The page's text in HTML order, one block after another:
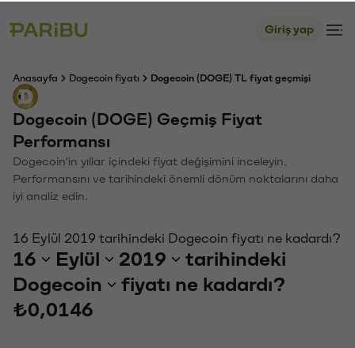
Giriş yap
Anasayfa Dogecoin fiyatı Dogecoin (DOGE) TL fiyat geçmişi
Dogecoin (DOGE) Geçmiş Fiyat
Performansı
Dogecoin'in yıllar içindeki fiyat değişimini inceleyin.
Performansını ve tarihindeki önemli dönüm noktalarını daha
iyi analiz edin.
16 Eylül 2019 tarihindeki Dogecoin fiyatı ne kadardı?
16 Eylül 2019
tarihindeki
Dogecoin
fiyatı ne kadardı?
₺0,0146